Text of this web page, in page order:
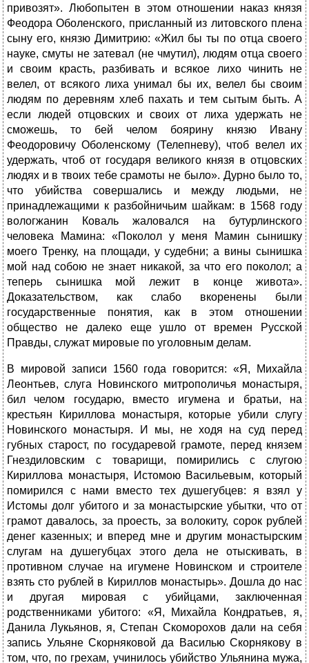
привозят». Любопытен в этом отношении наказ князя
Феодора Оболенского, присланный из литовского плена
сыну его, князю Димитрию: «Жил бы ты по отца своего
науке, смуты не затевал (не чмутил), людям отца своего
и своим красть, разбивать и всякое лихо чинить не
велел, от всякого лиха унимал бы их, велел бы своим
людям по деревням хлеб пахать и тем сытым быть. А
если людей отцовских и своих от лиха удержать не
сможешь, то бей челом боярину князю Ивану
Феодоровичу Оболенскому (Телепневу), чтоб велел их
удержать, чтоб от государя великого князя в отцовских
людях и в твоих тебе срамоты не было». Дурно было то,
что убийства совершались и между людьми, не
принадлежащими к разбойничьим шайкам: в 1568 году
вологжанин Коваль жаловался на бутурлинского
человека Мамина: «Поколол у меня Мамин сынишку
моего Тренку, на площади, у судебни; а вины сынишка
мой над собою не знает никакой, за что его поколол; а
теперь сынишка мой лежит в конце живота».
Доказательством, как слабо вкоренены были
государственные понятия, как в этом отношении
общество не далеко еще ушло от времен Русской
Правды, служат мировые по уголовным делам.
В мировой записи 1560 года говорится: «Я, Михайла
Леонтьев, слуга Новинского митрополичья монастыря,
бил челом государю, вместо игумена и братьи, на
крестьян Кириллова монастыря, которые убили слугу
Новинского монастыря. И мы, не ходя на суд перед
губных старост, по государевой грамоте, перед князем
Гнездиловским с товарищи, помирились с слугою
Кириллова монастыря, Истомою Васильевым, который
помирился с нами вместо тех душегубцев: я взял у
Истомы долг убитого и за монастырские убытки, что от
грамот давалось, за проесть, за волокиту, сорок рублей
денег казенных; и вперед мне и другим монастырским
слугам на душегубцах этого дела не отыскивать, в
противном случае на игумене Новинском и строителе
взять сто рублей в Кириллов монастырь». Дошла до нас
и другая мировая с убийцами, заключенная
родственниками убитого: «Я, Михайла Кондратьев, я,
Данила Лукьянов, я, Степан Скоморохов дали на себя
запись Ульяне Скорняковой да Василью Скорнякову в
том, что, по грехам, учинилось убийство Ульянина мужа,